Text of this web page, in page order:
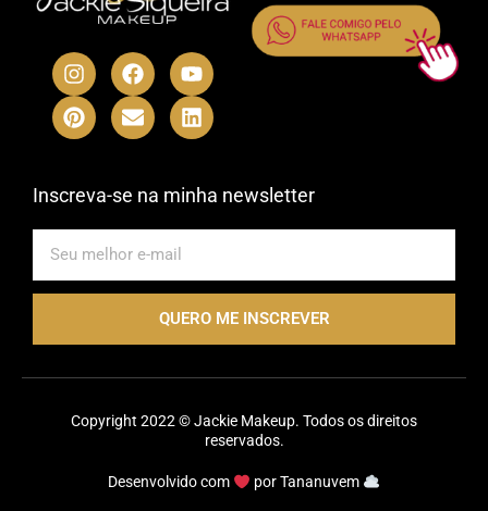
I
n
s
t
r
m
F
a
c
e
o
Y
o
u
t
e
P
i
n
t
e
t
E
n
v
e
p
L
i
n
k
i
Inscreva-se na minha newsletter
QUERO ME INSCREVER
Copyright 2022 © Jackie Makeup. Todos os direitos
reservados.
Desenvolvido com porTananuvem